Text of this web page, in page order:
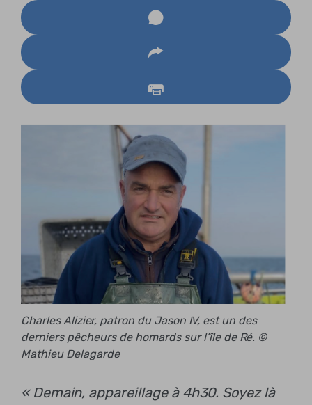
Charles Alizier, patron du Jason IV, est un des
derniers pêcheurs de homards sur l’île de Ré. ©
Mathieu Delagarde
« Demain, appareillage à 4h30. Soyez là